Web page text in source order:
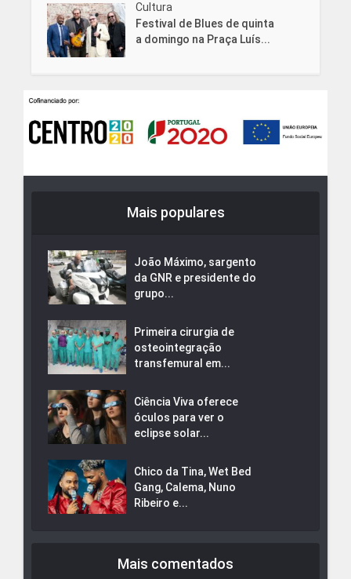
Cultura
Festival de Blues de quinta
a domingo na Praça Luís...
Mais populares
João Máximo, sargento
da GNR e presidente do
grupo...
Primeira cirurgia de
osteointegração
transfemural em...
Ciência Viva oferece
óculos para ver o
eclipse solar...
Chico da Tina, Wet Bed
Gang, Calema, Nuno
Ribeiro e...
Mais comentados